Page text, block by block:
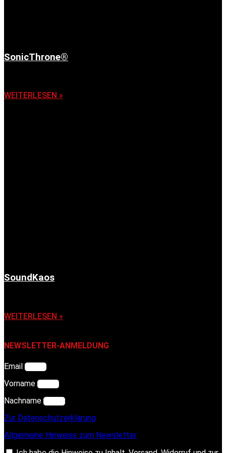
SonicThrone®
WEITERLESEN »
SoundKaos
WEITERLESEN »
NEWSLETTER-ANMELDUNG
Email
Vorname
Nachname
Zur Datenschutzerklärung
Allgemeine Hinweise zum Newsletter